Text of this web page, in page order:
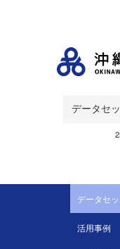
データセッ
活用事例